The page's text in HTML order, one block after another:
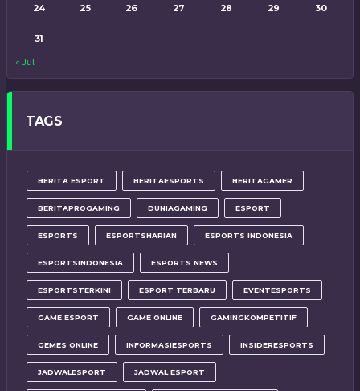
24 25 26 27 28 29 30
31
« Jul
TAGS
BERITA ESPORT BERITAESPORTS BERITAGAMER
BERITAPROGAMING DUNIAGAMING ESPORT
ESPORTS ESPORTSHARIAN ESPORTS INDONESIA
ESPORTSINDONESIA ESPORTS NEWS
ESPORTSTERKINI ESPORT TERBARU EVENTESPORTS
GAME ESPORT GAME ONLINE GAMINGKOMPETITIF
GEMES ONLINE INFORMASIESPORTS INSIDERESPORTS
JADWALESPORT JADWAL ESPORT